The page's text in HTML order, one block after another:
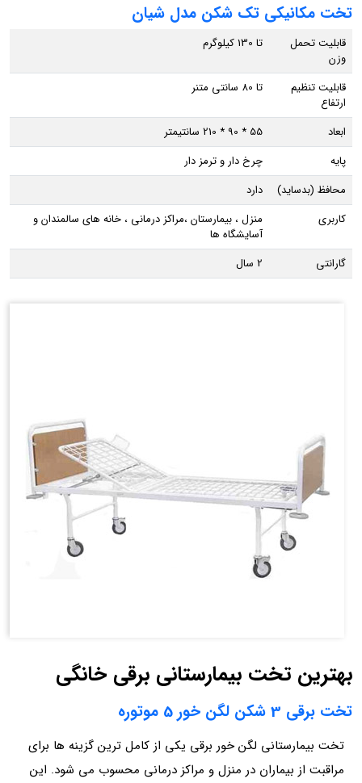
تخت مکانیکی تک شکن مدل شیان
قابلیت تحمل
وزن
تا 130 کیلوگرم
قابلیت تنظیم
ارتفاع
تا 80 سانتی متنر
ابعاد
55 * 90 * 210 سانتیمتر
پایه
چرخ دار و ترمز دار
محافظ (بدساید)
دارد
کاربری
منزل ، بیمارستان ،مراکز درمانی ، خانه های سالمندان و
آسایشگاه ها
گارانتی
2 سال
بهترین تخت بیمارستانی برقی خانگی
تخت برقی 3 شکن لگن خور 5 موتوره
تخت بیمارستانی لگن خور برقی یکی از کامل ترین گزینه ها برای
مراقبت از بیماران در منزل و مراکز درمانی محسوب می شود. این